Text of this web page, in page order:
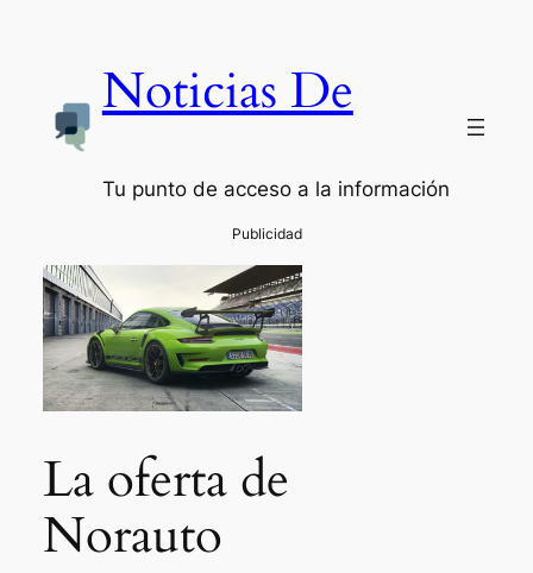
Noticias De
Tu punto de acceso a la información
La oferta de
Norauto